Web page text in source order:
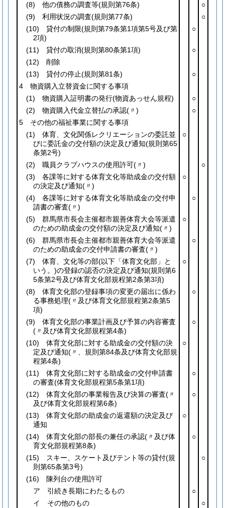
(8) 他の債務の調査等(規則第76条)
○
(9) 利用状況の調査(規則第77条)
○
(10) 貸付の制限(規則第79条第1項第5号及び第
2項)
○
(11) 貸付の取消(規則第80条第1項)
○
(12) 削除
(13) 貸付の停止(規則第81条)
○
4 物資購入立替資金に関する事項
(1) 物資購入証明書の発行(物資あっせん規程)
○
(2) 物資購入代金立替払の承認(〃)
○
5 その他の福祉事業に関する事項
(1) 体育、文化関係レクリエーションの委託並
びに委託金の交付額の決定及び通知(規則第65
条第2号)
○
(2) 職員クラブハウスの使用許可(〃)
○
(3) 各課等に対する体育文化等助成金の交付額
の決定及び通知(〃)
○
(4) 各課等に対する体育文化等助成金の交付申
請書の審査(〃)
○
(5) 群馬県市長会主催都市親善体育大会等派遣
のための助成金の交付額の決定及び通知(〃)
○
(6) 群馬県市長会主催都市親善体育大会等派遣
のための助成金の交付申請書の審査(〃)
○
(7) 体育、文化等の部(以下「体育文化部」と
いう。)の登録の認否の決定及び通知(規則第6
5条第2号及び体育文化部規程第2条第3項)
○
(8) 体育文化部の登録事項の変更の届出に係わ
る事務処理(〃及び体育文化部規程第2条第5
項)
○
(9) 体育文化部の事業計画及び予算の内容審査
(〃及び体育文化部規程第4条)
○
(10) 体育文化部に対する助成金の交付額の決
定及び通知(〃、規則第84条及び体育文化部規
程第4条)
○
(11) 体育文化部に対する助成金の交付申請書
の審査(体育文化部規程第5条第1項)
○
(12) 体育文化部の事業報告及び決算の審査(〃
及び体育文化部規程第6条)
○
(13) 体育文化部の助成金の返還額の決定及び
通知
○
(14) 体育文化部の部長の兼任の承認(〃及び体
育文化部規程第8条)
○
(15) スキー、スケート及びテント等の貸付(規
則第65条第3号)
○
(16) 陳列台の使用許可
ア 引続き長期にわたるもの
○
イ その他のもの
○